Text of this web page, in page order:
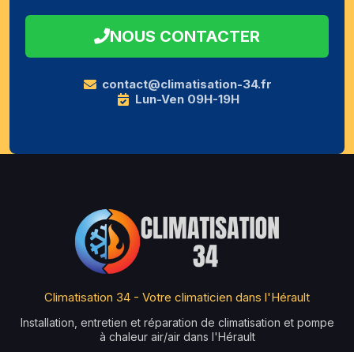
NOUS CONTACTER
contact@climatisation-34.fr
Lun-Ven 09H-19H
Climatisation 34 - Votre climaticien dans l'Hérault
Installation, entretien et réparation de climatisation et pompe
à chaleur air/air dans l'Hérault